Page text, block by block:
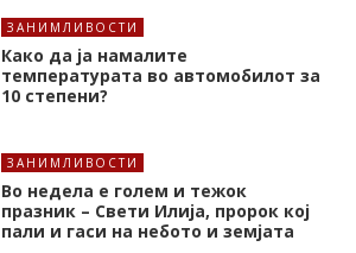
ЗАНИМЛИВОСТИ
Како да ја намалите
температурата во автомобилот за
10 степени?
ЗАНИМЛИВОСТИ
Во недела е голем и тежок
празник – Свети Илија, пророк кој
пали и гаси на небото и земјата